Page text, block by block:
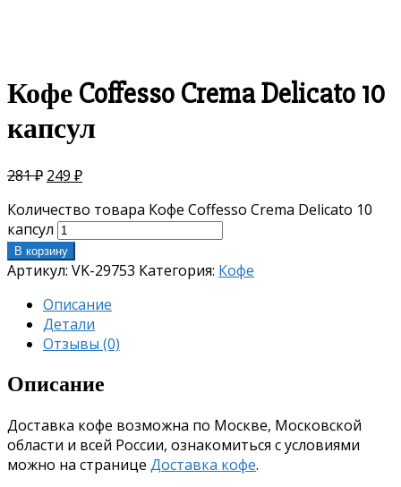
Кофе Coffesso Crema Delicato 10
капсул
281₽ 249 ₽
Количество товара Кофе Coffesso Crema Delicato 10
капсул
В корзину
Артикул: VK-29753 Категория: Кофе
Описание
Детали
Отзывы (0)
Описание
Доставка кофе возможна по Москве, Московской
области и всей России, ознакомиться с условиями
можно на странице Доставка кофе.